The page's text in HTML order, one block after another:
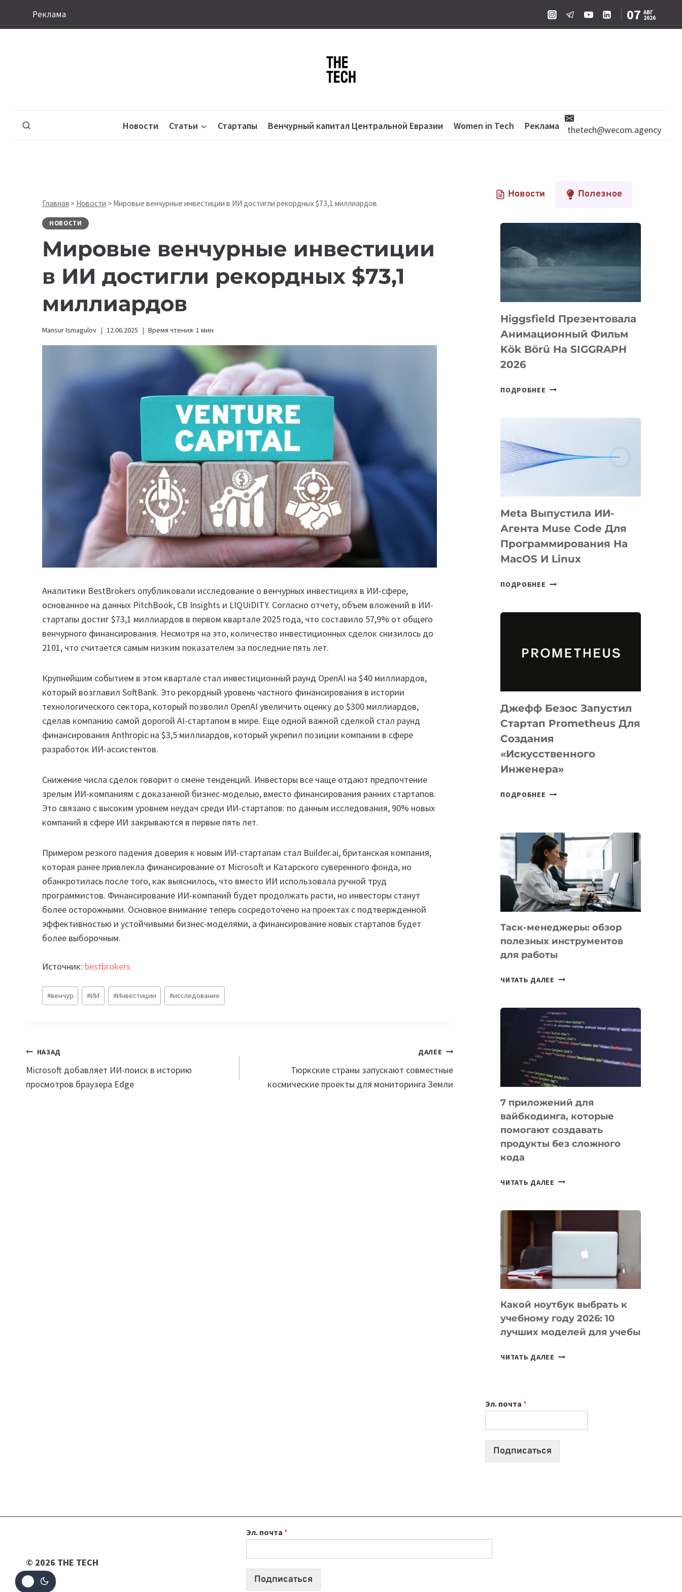
Реклама 07 АВГ
2026
Новости Статьи Стартапы Венчурный капитал Центральной Евразии Women in Tech Реклама thetech@wecom.agency
Главная > Новости > Мировые венчурные инвестиции в ИИ достигли рекордных $73,1 миллиардов
НОВОСТИ
Мировые венчурные инвестиции
в ИИ достигли рекордных $73,1
миллиардов
Mansur Ismagulov 12.06.2025 Время чтения: 1 мин
Аналитики BestBrokers опубликовали исследование о венчурных инвестициях в ИИ-сфере,
основанное на данных PitchBook, CB Insights и LIQUiDITY. Согласно отчету, объем вложений в ИИ-
стартапы достиг $73,1 миллиардов в первом квартале 2025 года, что составило 57,9% от общего
венчурного финансирования. Несмотря на это, количество инвестиционных сделок снизилось до
2101, что считается самым низким показателем за последние пять лет.
Крупнейшим событием в этом квартале стал инвестиционный раунд OpenAI на $40 миллиардов,
который возглавил SoftBank. Это рекордный уровень частного финансирования в истории
технологического сектора, который позволил OpenAI увеличить оценку до $300 миллиардов,
сделав компанию самой дорогой AI-стартапом в мире. Еще одной важной сделкой стал раунд
финансирования Anthropic на $3,5 миллиардов, который укрепил позиции компании в сфере
разработок ИИ-ассиcтентов.
Снижение числа сделок говорит о смене тенденций. Инвесторы все чаще отдают предпочтение
зрелым ИИ-компаниям с доказанной бизнес-моделью, вместо финансирования ранних стартапов.
Это связано с высоким уровнем неудач среди ИИ-стартапов: по данным исследования, 90% новых
компаний в сфере ИИ закрываются в первые пять лет.
Примером резкого падения доверия к новым ИИ-стартапам стал Builder.ai, британская компания,
которая ранее привлекла финансирование от Microsoft и Катарского суверенного фонда, но
обанкротилась после того, как выяснилось, что вместо ИИ использовала ручной труд
программистов. Финансирование ИИ-компаний будет продолжать расти, но инвесторы станут
более осторожными. Основное внимание теперь сосредоточено на проектах с подтвержденной
эффективностью и устойчивыми бизнес-моделями, а финансирование новых стартапов будет
более выборочным.
Источник: bestbrokers
Метки
записи:
#венчур #ИИ #Инвестиции #исследование
Навигация
по
НАЗАД
Microsoft добавляет ИИ-поиск в историю
просмотров браузера Edge
ДАЛЕЕ
Тюркские страны запускают совместные
космические проекты для мониторинга Земли
Новости Полезное
Higgsfield Презентовала
Анимационный Фильм
Kök Börü На SIGGRAPH
2026
ПОДРОБНЕЕ HIGGSFIELD
BÖRÜ
НА
Meta Выпустила ИИ-
Агента Muse Code Для
Программирования На
MacOS И Linux
ПОДРОБНЕЕ META
ДЛЯ
И
LINUX
Джефф Безос Запустил
Стартап Prometheus Для
Создания
«искусственного
Инженера»
ПОДРОБНЕЕ ДЖЕФФ
PROMETHEUS
ДЛЯ
СОЗДАНИЯ
«ИСКУССТВЕННОГО
ИНЖЕНЕРА»
Таск-менеджеры: обзор
полезных инструментов
для работы
ЧИТАТЬ ДАЛЕЕ ТАСК-
ПОЛЕЗНЫХ
ИНСТРУМЕНТОВ
ДЛЯ
РАБОТЫ
7 приложений для
вайбкодинга, которые
помогают создавать
продукты без сложного
кода
ЧИТАТЬ ДАЛЕЕ
КОТОРЫЕ
СОЗДАВАТЬ
БЕЗ
КОДА
Какой ноутбук выбрать к
учебному году 2026: 10
лучших моделей для учебы
ЧИТАТЬ ДАЛЕЕ КАКОЙ
2026:
10
Эл. почта *
Подписаться
© 2026 THE TECH
Эл. почта *
Подписаться